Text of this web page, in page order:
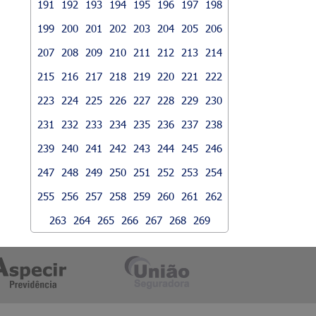
191
192 193 194 195 196 197
198
199
200 201 202 203 204 205
206
207
208 209 210 211 212 213
214
215
216 217 218 219 220 221
222
223
224 225 226 227 228 229
230
231
232 233 234 235 236 237
238
239
240 241 242 243 244 245
246
247
248 249 250 251 252 253
254
255
256 257 258 259 260 261
262
263
264 265 266 267 268 269